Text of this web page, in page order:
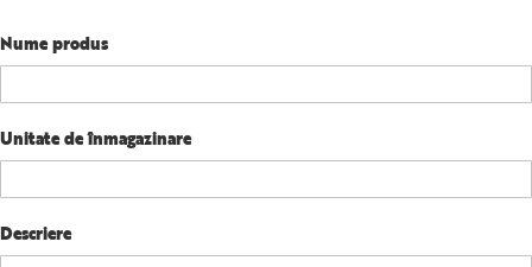
Nume produs
Unitate de înmagazinare
Descriere